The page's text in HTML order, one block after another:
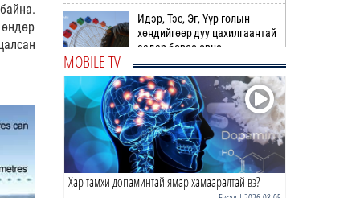
Идэр, Тэс, Эг, Үүр голын
хөндийгөөр дуу цахилгаантай
аадар бороо орно
ӨРНИЙН ЗУРХАЙ |
Ихрийнхний эрч хүч, авьяас
чадвар ундарна
0 | 5 цагийн өмнө
ӨГЛӨӨНИЙ МЭНД!
MOBILE TV
Хар тамхи допаминтай ямар хамааралтай вэ?